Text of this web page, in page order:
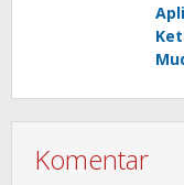
Komentar